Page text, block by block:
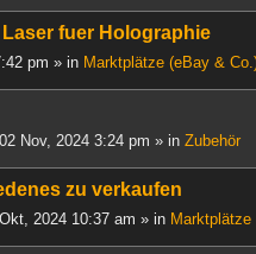
fuer Holographie
pm » in Marktplätze (eBay &
Nov, 2024 3:24 pm » in Zubehör
zu verkaufen
2024 10:37 am » in